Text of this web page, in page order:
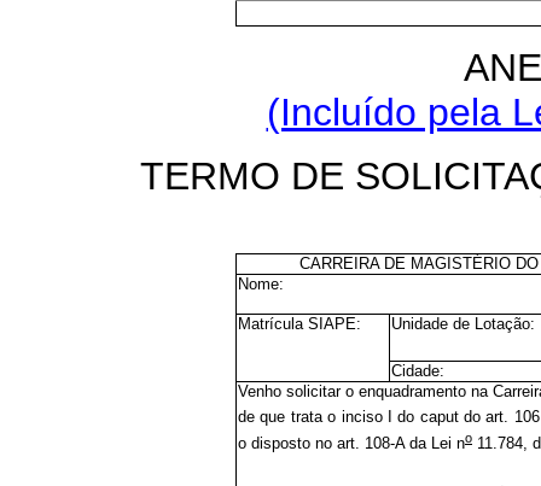
(Incluído pela
TERMO DE
CARREIRA DE MAGISTÉRIO
Nome:
Matrícula SIAPE: Unidade de Lotação:
Cidade:
Venho solicitar o enquadramento na
de que trata o inciso I do caput do art.
o disposto no art. 108-A da Lei no 11.784,